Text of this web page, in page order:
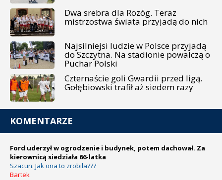
Dwa srebra dla Rozóg. Teraz
mistrzostwa świata przyjadą do nich
Najsilniejsi ludzie w Polsce przyjadą
do Szczytna. Na stadionie powalczą o
Puchar Polski
Czternaście goli Gwardii przed ligą.
Gołębiowski trafił aż siedem razy
KOMENTARZE
Ford uderzył w ogrodzenie i budynek, potem dachował. Za
kierownicą siedziała 66-latka
Szacun. Jak ona to zrobila???
Bartek